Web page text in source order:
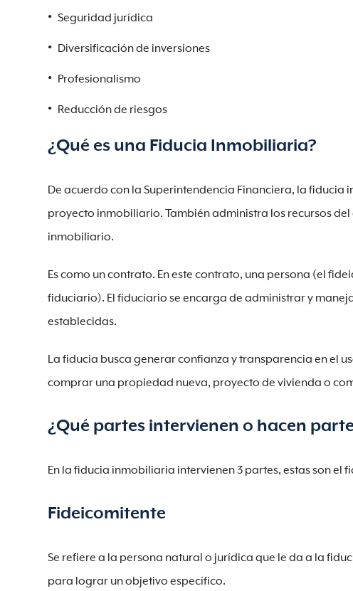
Seguridad jurídica
Diversificación de inversiones
Profesionalismo
Reducción de riesgos
¿Qué es una Fiducia Inmobiliaria?
De acuerdo con la Superintendencia Financiera, la
proyecto inmobiliario. También administra los recursos
inmobiliario.
Es como un contrato. En este contrato, una persona (el
fiduciario). El fiduciario se encarga de administrar y
establecidas.
La fiducia busca generar confianza y transparencia en el
comprar una propiedad nueva, proyecto de vivienda o
¿Qué partes intervienen o hacen
En la fiducia inmobiliaria intervienen 3 partes, estas son
Fideicomitente
Se refiere a la persona natural o jurídica que le da a la
para lograr un objetivo específico.